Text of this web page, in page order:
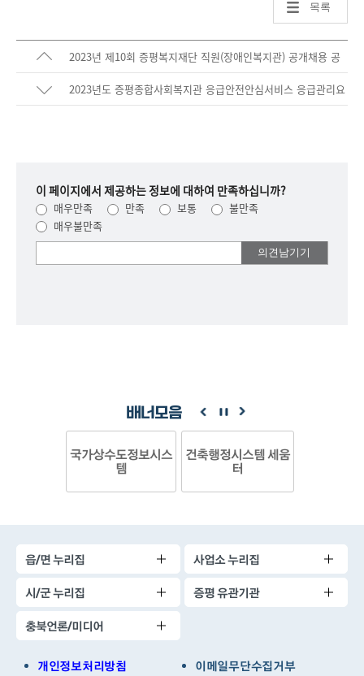
목록
2023년 제10회 증평복지재단 직원(장애인복지관) 공개채용 공
고
2023년도 증평종합사회복지관 응급안전안심서비스 응급관리요
이 페이지에서 제공하는 정보에 대하여 만족하십니까?
매우만족 만족 보통
불만족
매우불만족
의견을
배너모음
국가상수도정보시스
템
건축행정시스템 세움
터
읍/면 누리집
사업소 누리집
시/군 누리집
증평 유관기관
충북언론/미디어
개인정보처리방침 이메일무단수집거부